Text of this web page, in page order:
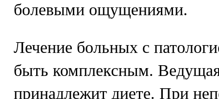
болевыми ощущениями.
Лечение больных с
быть комплексным.
принадлежит диете. При